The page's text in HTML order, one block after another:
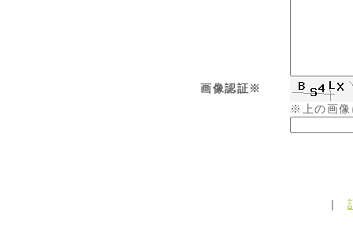
画像認証※
※上の画像
|